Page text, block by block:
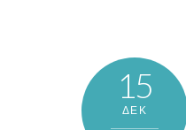
15
ΔΕΚ